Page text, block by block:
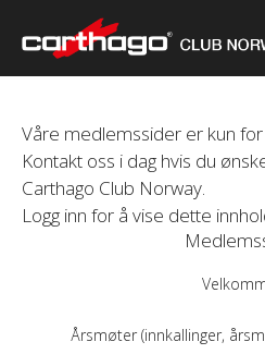
Våre medlemssider er kun
Kontakt oss i dag hvis du
Carthago Club Norway.
Logg inn for å vise dette
Årsmøter (innkallinger,